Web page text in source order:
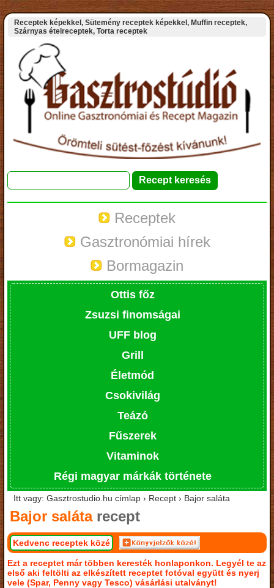
Receptek képekkel, Sütemény receptek képekkel, Muffin receptek,
Szárnyas ételreceptek, Torta receptek
Receptek
Gasztronómiai hírek
Bormagazin
Ottis főz
Zsuzsi finomságai
UFF blog
Grill
Életmód
Csokivilág
Teázó
Fűszerek
Vitaminok
Régi magyar márkák története
Itt vagy: Gasztrostudio.hu címlap › Recept › Bajor saláta
Bajor salátarecept
Kedvenc receptek közé
Ezt a receptet már többen keresték honlaponkon. Legyél te az
első aki feltölti az elkészített receptet fotóval együtt és nyerj
vele (Spar, Penny vagy Tesco) vásárlási utalványt!